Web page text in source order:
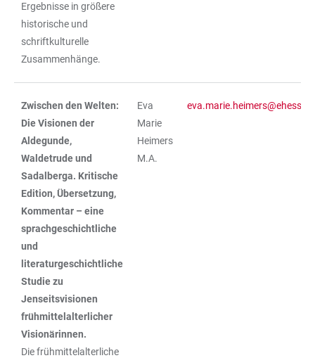
Ergebnisse in größere
historische und
schriftkulturelle
Zusammenhänge.
Zwischen den Welten:
Die Visionen der
Aldegunde,
Waldetrude und
Sadalberga. Kritische
Edition, Übersetzung,
Kommentar – eine
sprachgeschichtliche
und
literaturgeschichtliche
Studie zu
Jenseitsvisionen
frühmittelalterlicher
Visionärinnen.
Die frühmittelalterliche
Eva
Marie
Heimers
M.A.
eva.marie.heimers@ehess.fr